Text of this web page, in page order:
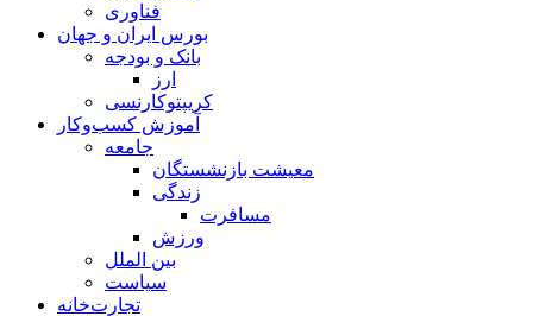
فناوری
بورس ایران و جهان
بانک و بودجه
ارز
کریپتوکارنسی
آموزش کسب‌وکار
جامعه
معیشت بازنشستگان
زندگی
مسافرت
ورزش
بین الملل
سیاست
تجارت‌خانه